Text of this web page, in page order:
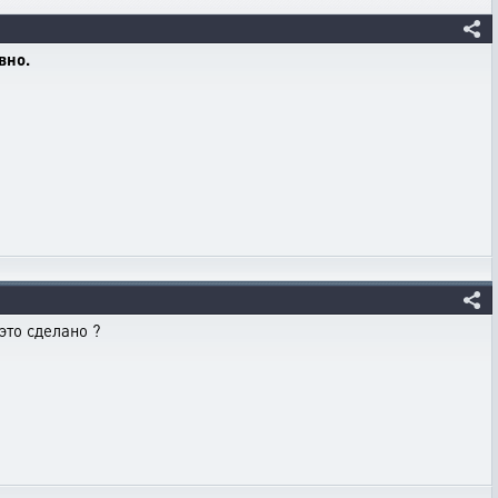
сделано ?